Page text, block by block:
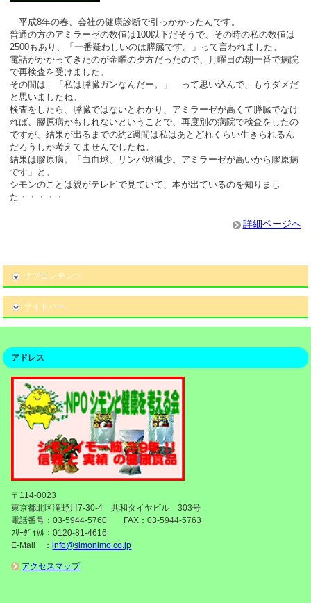
平成8年の春、会社の健康診断で引っかかったんです。
普通の方のアミラーゼの数値は100以下だそうで、その時の私の数値は
2500もあり、「一番疑わしいのは膵臓です。」って言われました。
電話がかかってきたのが金曜の夕方だったので、月曜日の朝一番で病院
で再検査を受けました。
その間は 「私は膵臓ガンなんだー。」 って思い込んで、もうダメだ
と思いましたね。
検査をしたら、膵臓ではないとわかり、アミラーゼが高くて膵臓でなけ
れば、膠原病かもしれないということで、再度別の病院で検査をしたの
ですが、結果が出るまでの約2週間は私はあとどれくらい生きられるん
だろうしか考えてませんでしたね。
結果は膠原病。「白血球、リンパ球減少。アミラーゼが高いから膠原病
です」と。
シモンのことは親がテレビで見ていて、本が出ているのを知りまし
た・・・・・
詳細ページへ
サブコンテンツ
サイドバー
アドレス
〒114-0023
東京都北区滝野川7-30-4 共和タイヤビル 303号
電話番号：03-5944-5760 FAX：03-5944-5763
ﾌﾘｰﾀﾞｲﾔﾙ：0120-81-4616
E-Mail ：info@simonimo.co.jp
アクセスマップ